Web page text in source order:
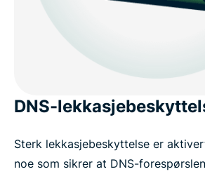
DNS-
Sterk lekkasjebeskyttelse er
noe som sikrer at DNS-